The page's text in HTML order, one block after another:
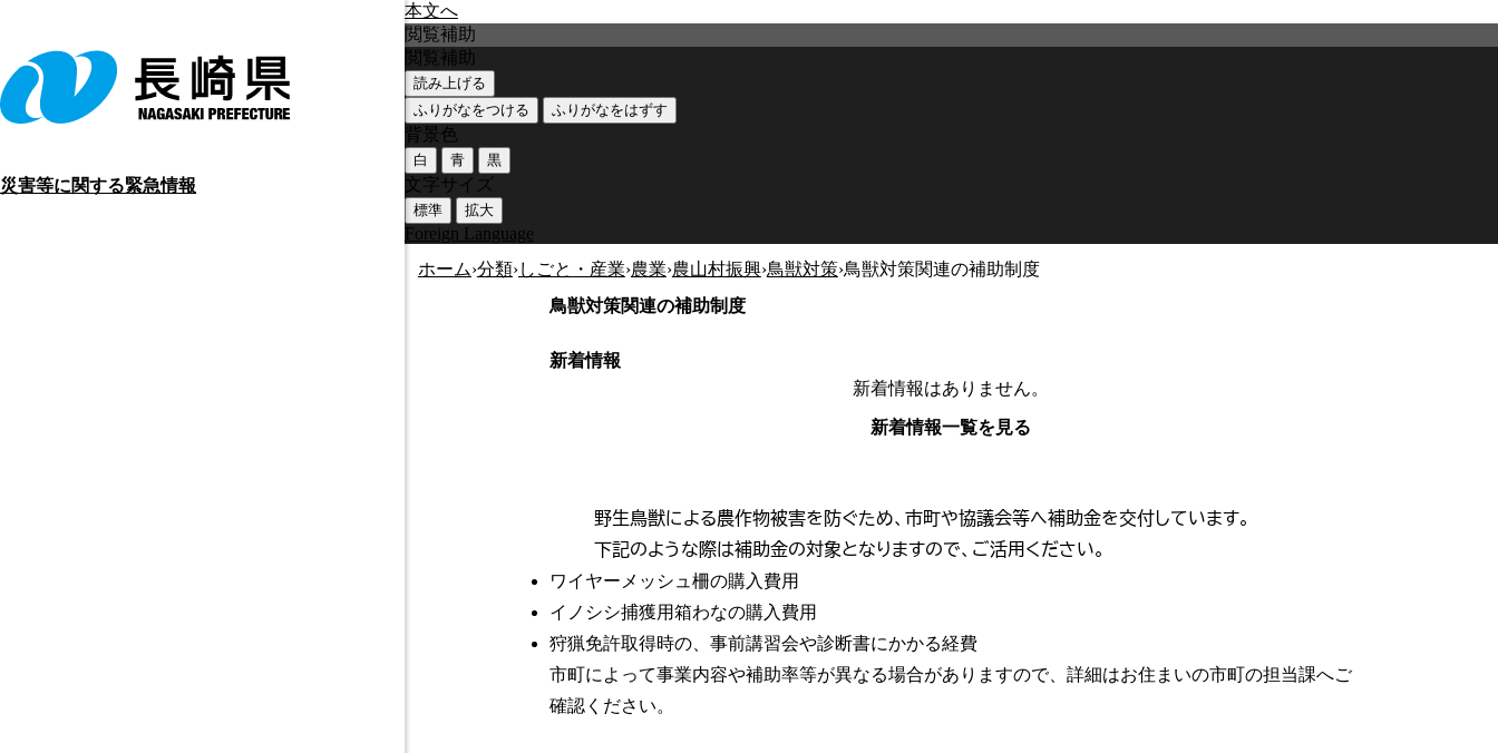
本文へ
災害等に関する緊急情報
閲覧補助
閲覧補助
読み上げる
ふりがなをつける
ふりがなをはずす
背景色
白 青 黒
文字サイズ
標準 拡大
Foreign Language
ホーム›分類›しごと・産業›農業›農山村振興›鳥獣対策›鳥獣対策関連の補助制度
鳥獣対策関連の補助制度
新着情報
新着情報はありません。
新着情報一覧を見る
野生鳥獣による農作物被害を防ぐため、市町や協議会等へ補助金を交付しています。
下記のような際は補助金の対象となりますので、ご活用ください。
ワイヤーメッシュ柵の購入費用
イノシシ捕獲用箱わなの購入費用
狩猟免許取得時の、事前講習会や診断書にかかる経費
市町によって事業内容や補助率等が異なる場合がありますので、詳細はお住まいの市町の担当課へご
確認ください。